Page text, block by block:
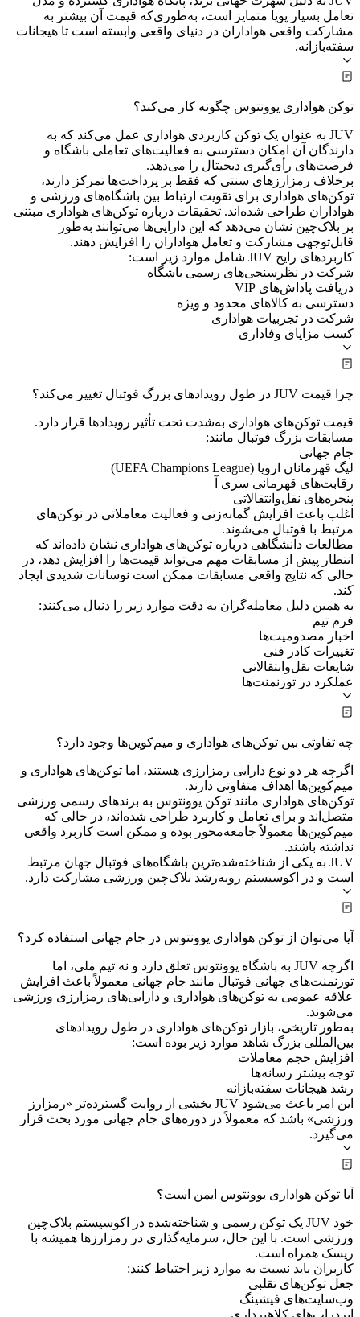
تعامل بسیار پویا متمایز است، به‌طوری‌که قیمت آن بیشتر به
مشارکت واقعی هواداران در دنیای واقعی وابسته است تا هیجانات
سفته‌بازانه.
توکن هواداری یوونتوس چگونه کار می‌کند؟
JUV به عنوان یک توکن کاربردی هواداری عمل می‌کند که به
دارندگان آن امکان دسترسی به فعالیت‌های تعاملی باشگاه و
فرصت‌های رأی‌گیری دیجیتال را می‌دهد.
برخلاف رمزارزهای سنتی که فقط بر پرداخت‌ها تمرکز دارند،
توکن‌های هواداری برای تقویت ارتباط بین باشگاه‌های ورزشی و
هواداران طراحی شده‌اند. تحقیقات درباره توکن‌های هواداری مبتنی
بر بلاک‌چین نشان می‌دهد که این دارایی‌ها می‌توانند به‌طور
قابل‌توجهی مشارکت و تعامل هواداران را افزایش دهند.
کاربردهای رایج JUV شامل موارد زیر است:
شرکت در نظرسنجی‌های رسمی باشگاه
دریافت پاداش‌های VIP
دسترسی به کالاهای محدود و ویژه
شرکت در تجربیات هواداری
کسب مزایای وفاداری
چرا قیمت JUV در طول رویدادهای بزرگ فوتبال تغییر می‌کند؟
قیمت توکن‌های هواداری به‌شدت تحت تأثیر رویدادها قرار دارد.
مسابقات بزرگ فوتبال مانند:
جام جهانی
لیگ قهرمانان اروپا (UEFA Champions League)
رقابت‌های قهرمانی سری آ
پنجره‌های نقل‌وانتقالاتی
اغلب باعث افزایش گمانه‌زنی و فعالیت معاملاتی در توکن‌های
مرتبط با فوتبال می‌شوند.
مطالعات دانشگاهی درباره توکن‌های هواداری نشان داده‌اند که
انتظار پیش از مسابقات مهم می‌تواند قیمت‌ها را افزایش دهد، در
حالی که نتایج واقعی مسابقات ممکن است نوسانات شدیدی ایجاد
کند.
به همین دلیل معامله‌گران به دقت موارد زیر را دنبال می‌کنند:
فرم تیم
اخبار مصدومیت‌ها
تغییرات کادر فنی
شایعات نقل‌وانتقالاتی
عملکرد در تورنمنت‌ها
چه تفاوتی بین توکن‌های هواداری و میم‌کوین‌ها وجود دارد؟
اگرچه هر دو نوع دارایی رمزارزی هستند، اما توکن‌های هواداری و
میم‌کوین‌ها اهداف متفاوتی دارند.
توکن‌های هواداری مانند توکن یوونتوس به برندهای رسمی ورزشی
متصل‌اند و برای تعامل و کاربرد طراحی شده‌اند، در حالی که
میم‌کوین‌ها معمولاً جامعه‌محور بوده و ممکن است کاربرد واقعی
نداشته باشند.
JUV به یکی از شناخته‌شده‌ترین باشگاه‌های فوتبال جهان مرتبط
است و در اکوسیستم رو‌به‌رشد بلاک‌چین ورزشی مشارکت دارد.
آیا می‌توان از توکن هواداری یوونتوس در جام جهانی استفاده کرد؟
اگرچه JUV به باشگاه یوونتوس تعلق دارد و نه تیم ملی، اما
تورنمنت‌های جهانی فوتبال مانند جام جهانی معمولاً باعث افزایش
علاقه عمومی به توکن‌های هواداری و دارایی‌های رمزارزی ورزشی
می‌شوند.
به‌طور تاریخی، بازار توکن‌های هواداری در طول رویدادهای
بین‌المللی بزرگ شاهد موارد زیر بوده است:
افزایش حجم معاملات
توجه بیشتر رسانه‌ها
رشد هیجانات سفته‌بازانه
این امر باعث می‌شود JUV بخشی از روایت گسترده‌تر «رمزارز
ورزشی» باشد که معمولاً در دوره‌های جام جهانی مورد بحث قرار
می‌گیرد.
آیا توکن هواداری یوونتوس ایمن است؟
خود JUV یک توکن رسمی و شناخته‌شده در اکوسیستم بلاک‌چین
ورزشی است. با این حال، سرمایه‌گذاری در رمزارزها همیشه با
ریسک همراه است.
کاربران باید نسبت به موارد زیر احتیاط کنند:
جعل توکن‌های تقلبی
وب‌سایت‌های فیشینگ
ایردراپ‌های کلاهبرداری